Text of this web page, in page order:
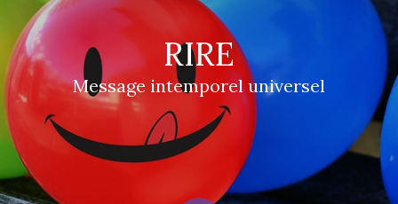
RIRE
Message intemporel universel